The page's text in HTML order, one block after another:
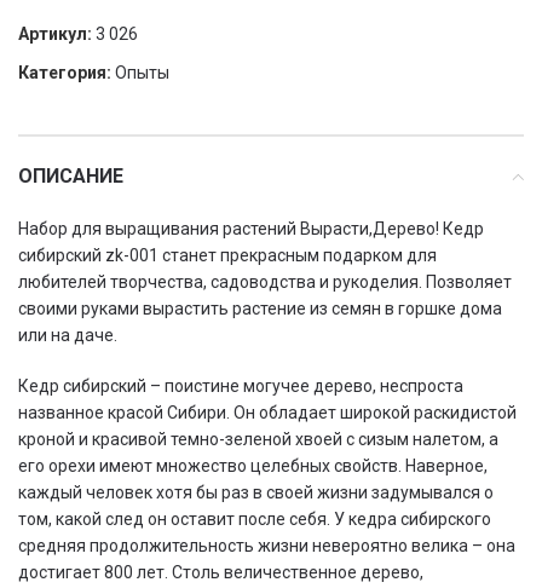
Артикул: 3 026
Категория: Опыты
ОПИСАНИЕ
Набор для выращивания растений Вырасти,Дерево! Кедр
сибирский zk-001 станет прекрасным подарком для
любителей творчества, садоводства и рукоделия. Позволяет
своими руками вырастить растение из семян в горшке дома
или на даче.
Кедр сибирский – поистине могучее дерево, неспроста
названное красой Сибири. Он обладает широкой раскидистой
кроной и красивой темно-зеленой хвоей с сизым налетом, а
его орехи имеют множество целебных свойств. Наверное,
каждый человек хотя бы раз в своей жизни задумывался о
том, какой след он оставит после себя. У кедра сибирского
средняя продолжительность жизни невероятно велика – она
достигает 800 лет. Столь величественное дерево,